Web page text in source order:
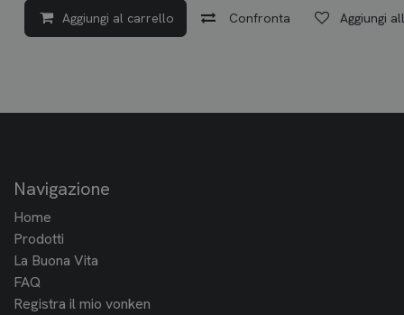
Aggiungi al carrello Confronta Aggiungi
Navigazione
Home
Prodotti
La Buona Vita
FAQ
Registra il mio vonken